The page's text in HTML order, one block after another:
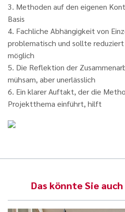
3. Methoden auf den eigenen
Basis
4. Fachliche Abhängigkeit von
problematisch und sollte reduziert
möglich
5. Die Reflektion der
mühsam, aber unerlässlich
6. Ein klarer Auftakt, der die
Projektthema einführt, hilft
Das könnte Sie